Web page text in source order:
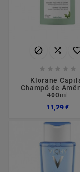
 
    
Klorane
Champô de
400ml
11,29 €